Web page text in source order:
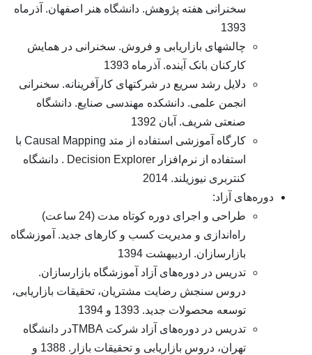
سخنرانی هفته پژوهش. دانشگاه هنر اصفهان. آذرماه
چالشهای بازاریابی و فروش. سخنرانی در همایش
کارکنان بانک آینده. آذرماه 1393
دلایل رشد سریع در شرکتهای کارآفرینانه. سخنرانی
انجمن علمی. دانشکده مهندسی صنایع. دانشگاه
صنعتی شریف. آبان 1392
کارگاه آموزشی استفاده از متد Causal Mapping با
استفاده از نرم‌افزار Decision Explorer . دانشگاه
کنتربری نیوزیلند. 2014
آزاد:
طراحی و اجرای دوره کوتاه مدت (24 ساعت)
راه‌اندازی و مدیریت کسب و کارهای جدید. آموزشگاه
بازارسازان. اردیبهشت 1394
تدریس در دوره‌های آزاد آموزشگاه بازارسازان.
دروس سنجش رضایت مشتریان، تحقیقات بازاریابی،
توسعه محصولات جدید. 1393 و 1394
تدریس در دوره‌های آزاد شرکت TMBAدر دانشگاه
تهران، دروس بازاریابی و تحقیقات بازار. 1388 و